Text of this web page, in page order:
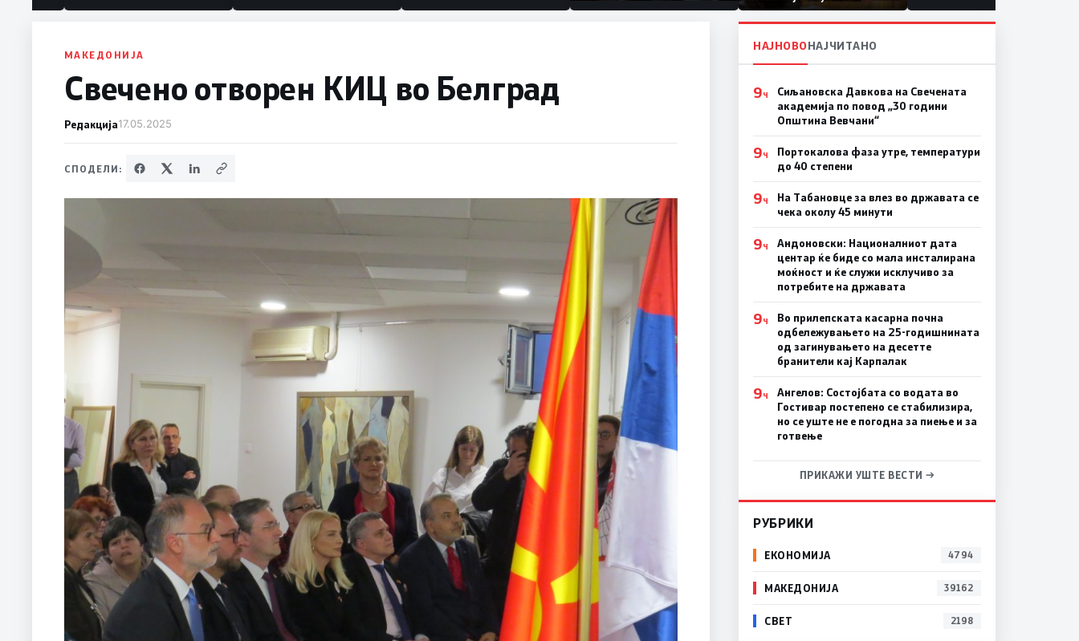
половина тунел во слепа
првачиња помалку
МАКЕДОНИЈА
Свечено отворен КИЦ во Белград
Редакција17.05.2025
СПОДЕЛИ:
НАЈНОВОНАЈЧИТАНО
9Ч
Сиљановска Давкова на Свечената
академија по повод „30 години
Општина Вевчани“
9Ч
Портокалова фаза утре, температури
до 40 степени
9Ч
На Табановце за влез во државата се
чека околу 45 минути
9Ч
Андоновски: Националниот дата
центар ќе биде со мала инсталирана
моќност и ќе служи исклучиво за
потребите на државата
9Ч
Во прилепската касарна почна
одбележувањето на 25-годишнината
од загинувањето на десетте
бранители кај Карпалак
9Ч
Ангелов: Состојбата со водата во
Гостивар постепено се стабилизира,
но се уште не е погодна за пиење и за
готвење
ПРИКАЖИ УШТЕ ВЕСТИ →
РУБРИКИ
ЕКОНОМИЈА 4794
МАКЕДОНИЈА 39162
СВЕТ 2198